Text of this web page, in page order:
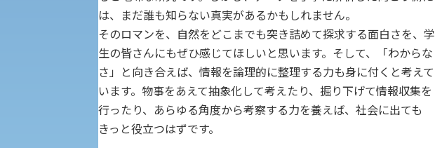
修学支援制度の申請手続き
は、まだ誰も知らない真実があるかもしれません。
そのロマンを、自然をどこまでも突き詰めて探求する面白さを、学
生の皆さんにもぜひ感じてほしいと思います。そして、「わからな
さ」と向き合えば、情報を論理的に整理する力も身に付くと考えて
います。物事をあえて抽象化して考えたり、掘り下げて情報収集を
行ったり、あらゆる角度から考察する力を養えば、社会に出ても
きっと役立つはずです。